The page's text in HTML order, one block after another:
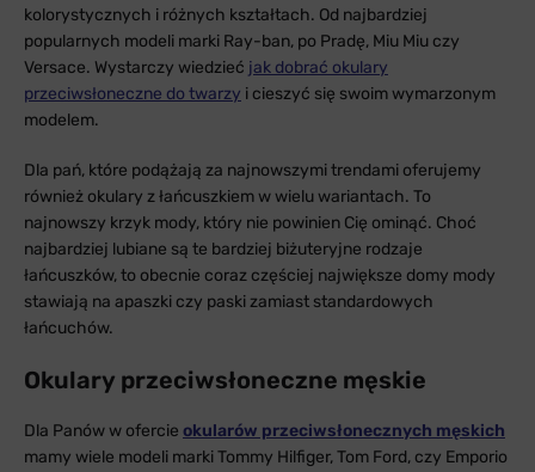
kolorystycznych i różnych kształtach. Od najbardziej
popularnych modeli marki Ray-ban, po Pradę, Miu Miu czy
Versace. Wystarczy wiedzieć jak dobrać okulary
przeciwsłoneczne do twarzy i cieszyć się swoim wymarzonym
modelem.
Dla pań, które podążają za najnowszymi trendami oferujemy
również okulary z łańcuszkiem w wielu wariantach. To
najnowszy krzyk mody, który nie powinien Cię ominąć. Choć
najbardziej lubiane są te bardziej biżuteryjne rodzaje
łańcuszków, to obecnie coraz częściej największe domy mody
stawiają na apaszki czy paski zamiast standardowych
łańcuchów.
Okulary przeciwsłoneczne męskie
Dla Panów w ofercie okularów przeciwsłonecznych męskich
mamy wiele modeli marki Tommy Hilfiger, Tom Ford, czy Emporio